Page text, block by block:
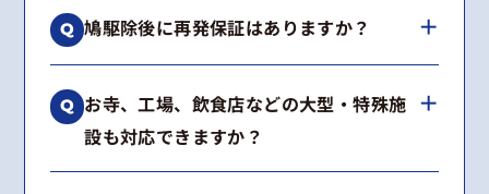
カラス、スズメ、ムクドリなどの鳥類からコウ
モリまで幅広く対応しております。
種類が不明な場合も無料で調査いたします。
鳩駆除後に再発保証はありますか？
お付けしています。
期間内に施工箇所で再発した場合は、無料で再
施工いたします。
お寺、工場、飲食店などの大型・特殊施
設も対応できますか？